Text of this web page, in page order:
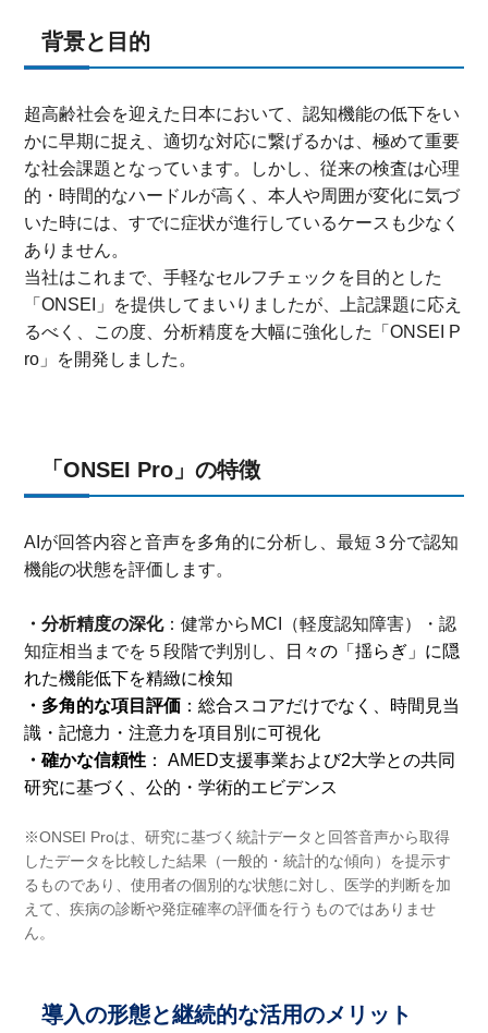
背景と目的
超高齢社会を迎えた日本において、認知機能の低下をい
かに早期に捉え、適切な対応に繋げるかは、極めて重要
な社会課題となっています。しかし、従来の検査は心理
的・時間的なハードルが高く、本人や周囲が変化に気づ
いた時には、すでに症状が進行しているケースも少なく
ありません。
当社はこれまで、手軽なセルフチェックを目的とした
「ONSEI」を提供してまいりましたが、上記課題に応え
るべく、この度、分析精度を大幅に強化した「ONSEI P
ro」を開発しました。
「ONSEI Pro」の特徴
AIが回答内容と音声を多角的に分析し、最短３分で認知
機能の状態を評価します。
・分析精度の深化：健常からMCI（軽度認知障害）・認
知症相当までを５段階で判別し、
日々の「揺らぎ」に隠
れた機能低下を精緻に検知
・多角的な項目評価 ：総合スコアだけでなく、時間見当
識・記憶力・注意力を項目別に可視化
・確かな信頼性 ： AMED支援事業および2大学との共同
研究に基づく、公的・学術的エビデンス
※ONSEI Proは、研究に基づく統計データと回答音声から取得
したデータを比較した結果（一般的・統計的な傾向）を提示す
るものであり、使用者の個別的な状態に対し、医学的判断を加
えて、疾病の診断や発症確率の評価を行うものではありませ
ん。
導入の形態と継続的な活用のメリット